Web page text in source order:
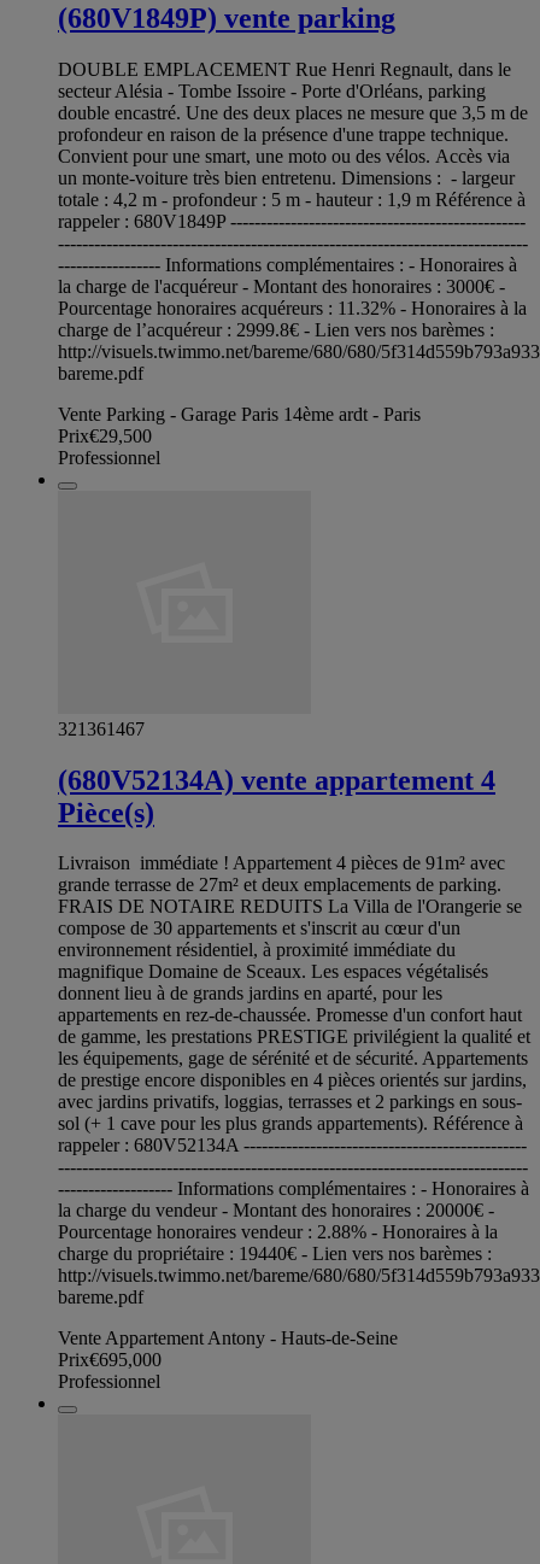
(680V1849P) vente parking
DOUBLE EMPLACEMENT Rue Henri Regnault, dans le
secteur Alésia - Tombe Issoire - Porte d'Orléans, parking
double encastré. Une des deux places ne mesure que 3,5 m de
profondeur en raison de la présence d'une trappe technique.
Convient pour une smart, une moto ou des vélos. Accès via
un monte-voiture très bien entretenu. Dimensions : - largeur
totale : 4,2 m - profondeur : 5 m - hauteur : 1,9 m Référence à
rappeler : 680V1849P -------------------------------------------------
------------------------------------------------------------------------------
----------------- Informations complémentaires : - Honoraires à
la charge de l'acquéreur - Montant des honoraires : 3000€ -
Pourcentage honoraires acquéreurs : 11.32% - Honoraires à la
charge de l’acquéreur : 2999.8€ - Lien vers nos barèmes :
http://visuels.twimmo.net/bareme/680/680/
bareme.pdf
Vente Parking - Garage Paris 14ème ardt - Paris
Prix€29,500
Professionnel
321361467
(680V52134A) vente appartement 4
Pièce(s)
Livraison immédiate ! Appartement 4 pièces de 91m² avec
grande terrasse de 27m² et deux emplacements de parking.
FRAIS DE NOTAIRE REDUITS La Villa de l'Orangerie se
compose de 30 appartements et s'inscrit au cœur d'un
environnement résidentiel, à proximité immédiate du
magnifique Domaine de Sceaux. Les espaces végétalisés
donnent lieu à de grands jardins en aparté, pour les
appartements en rez-de-chaussée. Promesse d'un confort haut
de gamme, les prestations PRESTIGE privilégient la qualité et
les équipements, gage de sérénité et de sécurité. Appartements
de prestige encore disponibles en 4 pièces orientés sur jardins,
avec jardins privatifs, loggias, terrasses et 2 parkings en sous-
sol (+ 1 cave pour les plus grands appartements). Référence à
rappeler : 680V52134A -----------------------------------------------
------------------------------------------------------------------------------
------------------- Informations complémentaires : - Honoraires à
la charge du vendeur - Montant des honoraires : 20000€ -
Pourcentage honoraires vendeur : 2.88% - Honoraires à la
charge du propriétaire : 19440€ - Lien vers nos barèmes :
http://visuels.twimmo.net/bareme/680/680/
bareme.pdf
Vente Appartement Antony - Hauts-de-Seine
Prix€695,000
Professionnel